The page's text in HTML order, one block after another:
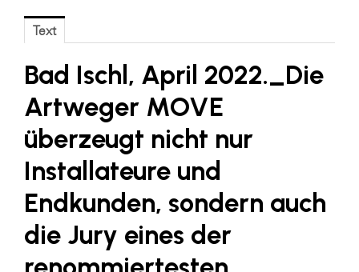
Darbo
Designer Outlets Parndorf und Salzburg
DOMOFERM
FG UBIT Salzburg
foodaffairs
Fressnapf
Text
Bad Ischl, April 2022._Die
Artweger MOVE
überzeugt nicht nur
Installateure und
Endkunden, sondern auch
die Jury eines der